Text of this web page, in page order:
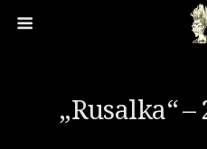
„Rusalka“ –